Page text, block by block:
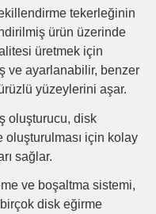
tekerleğinin
ürün üzerinde
üretmek için
ve ayarlanabilir, benzer
yüzeylerini aşar.
oluşturucu, disk
için kolay
sağlar.
ve boşaltma sistemi,
disk eğirme